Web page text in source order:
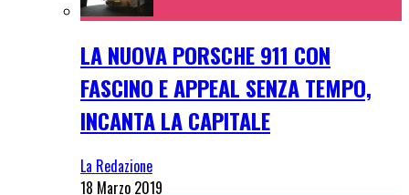
LA NUOVA PORSCHE 911 CON
FASCINO E APPEAL SENZA TEMPO,
INCANTA LA CAPITALE
La Redazione
18 Marzo 2019